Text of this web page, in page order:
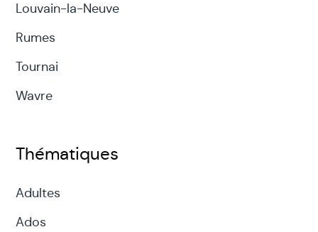
Louvain-la-Neuve
Rumes
Tournai
Wavre
Thématiques
Adultes
Ados